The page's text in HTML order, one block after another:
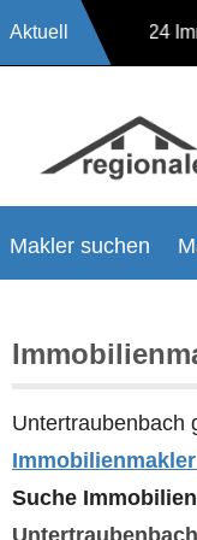
Aktuell 17624
Makler suchen
Untertraubenbach
Suche
Untertraubenbach